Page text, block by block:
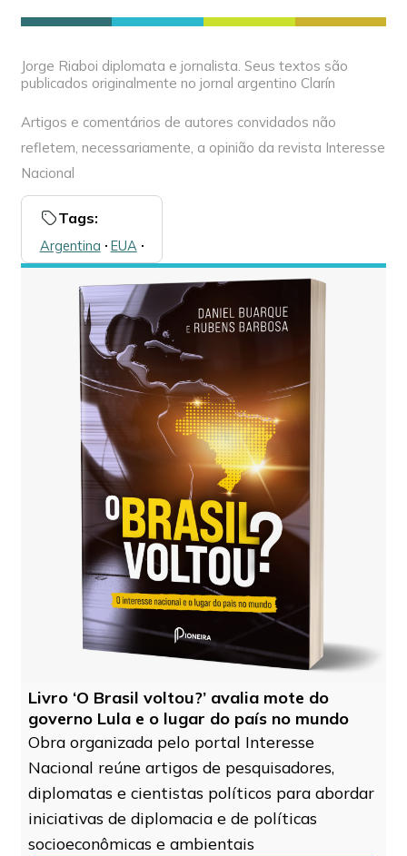
Jorge Riaboi diplomata e jornalista. Seus textos são
publicados originalmente no jornal argentino Clarín
Artigos e comentários de autores convidados não
refletem, necessariamente, a opinião da revista Interesse
Nacional
Tags:
Argentina 🞌 EUA 🞌
Livro ‘O Brasil voltou?’ avalia mote do
governo Lula e o lugar do país no mundo
Obra organizada pelo portal Interesse
Nacional reúne artigos de pesquisadores,
diplomatas e cientistas políticos para abordar
iniciativas de diplomacia e de políticas
socioeconômicas e ambientais